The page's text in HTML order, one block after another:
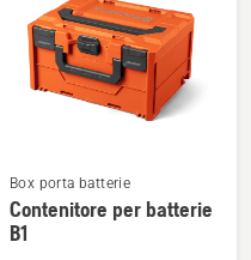
maggiori
dettagli
su
Box porta batterie
Contenitore per batterie
B1